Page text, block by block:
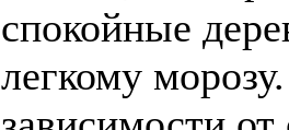
спокойные
легкому